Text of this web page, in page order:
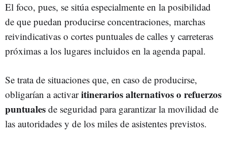
El foco, pues, se sitúa especialmente en la posibilidad
de que puedan producirse concentraciones, marchas
reivindicativas o cortes puntuales de calles y carreteras
próximas a los lugares incluidos en la agenda papal.
Se trata de situaciones que, en caso de producirse,
obligarían a activaritinerarios alternativos o refuerzos
puntuales de seguridad para garantizar la movilidad de
las autoridades y de los miles de asistentes previstos.